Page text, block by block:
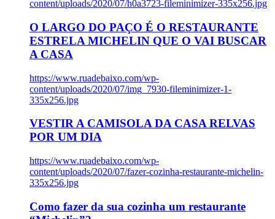
content/uploads/2020/07/h0a3723-fileminimizer-335x256.jpg
O LARGO DO PAÇO É O RESTAURANTE
ESTRELA MICHELIN QUE O VAI BUSCAR
A CASA
https://www.ruadebaixo.com/wp-
content/uploads/2020/07/img_7930-fileminimizer-1-
335x256.jpg
VESTIR A CAMISOLA DA CASA RELVAS
POR UM DIA
https://www.ruadebaixo.com/wp-
content/uploads/2020/07/fazer-cozinha-restaurante-michelin-
335x256.jpg
Como fazer da sua cozinha um restaurante